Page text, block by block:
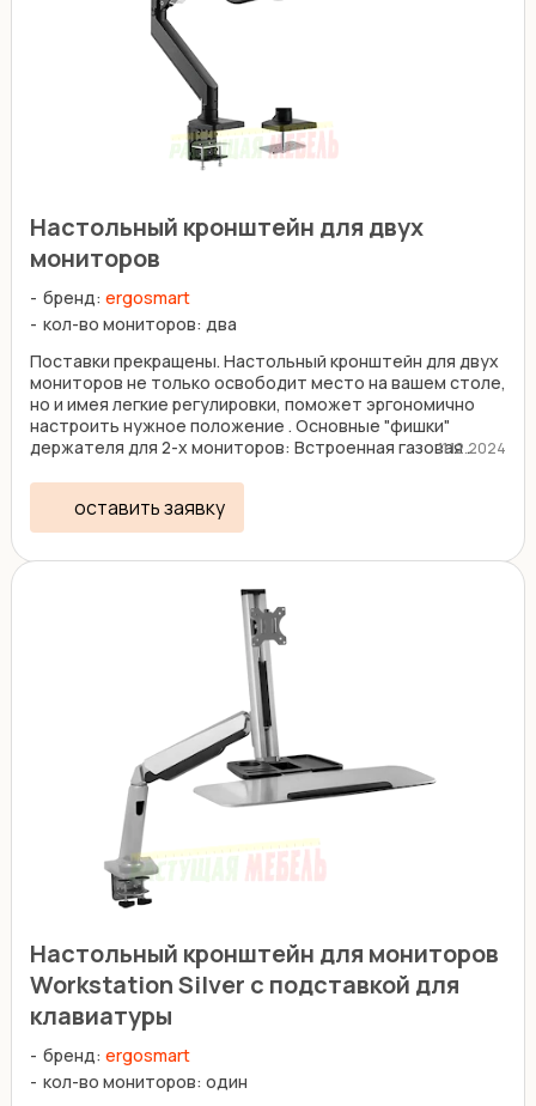
Настольный кронштейн для двух
мониторов
бренд: ergosmart
кол-во мониторов: два
Поставки прекращены. Настольный кронштейн для двух
мониторов не только освободит место на вашем столе,
но и имея легкие регулировки, поможет эргономично
настроить нужное положение . Основные "фишки"
держателя для 2-х мониторов: Встроенная газовая ...
11.12.2024
оставить заявку
Настольный кронштейн для мониторов
Workstation Silver с подставкой для
клавиатуры
бренд: ergosmart
кол-во мониторов: один